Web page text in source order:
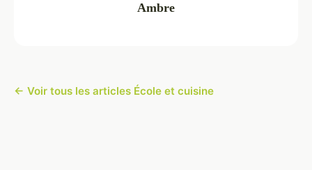
Ambre
← Voir tous les articles École et cuisine